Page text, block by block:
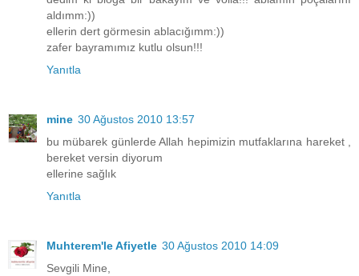
aldımm:))
ellerin dert görmesin ablacığımm:))
zafer bayramımız kutlu olsun!!!
Yanıtla
mine 30 Ağustos 2010 13:57
bu mübarek günlerde Allah hepimizin mutfaklarına hareket ,
bereket versin diyorum
ellerine sağlık
Yanıtla
Muhterem'le Afiyetle 30 Ağustos 2010 14:09
Sevgili Mine,